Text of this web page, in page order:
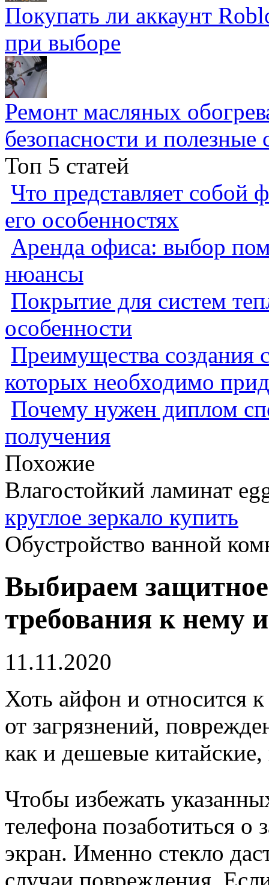
Покупать ли аккаунт
при выборе
Ремонт масляных
безопасности и полезные
Топ 5 статей
Что представляет собой
его особенностях
Аренда офиса: выбор
нюансы
Покрытие для систем
особенности
Преимущества создания
которых необходимо
Почему нужен диплом
получения
Похожие
Влагостойкий ламинат
круглое зеркало купить
Обустройство ванной
Выбираем
требования к нему
11.11.2020
Хоть айфон и относится
от загрязнений,
как и дешевые
Чтобы избежать
телефона позаботиться о
экран. Именно стекло
случаи повреждения.